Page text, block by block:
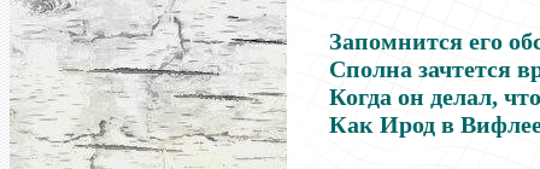
Запомнится его
Сполна зачтется
Когда он делал,
Как Ирод в